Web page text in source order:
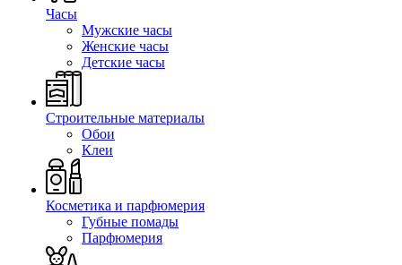
Часы
Мужские часы
Женские часы
Детские часы
Строительные материалы
Обои
Клеи
Косметика и парфюмерия
Губные помады
Парфюмерия